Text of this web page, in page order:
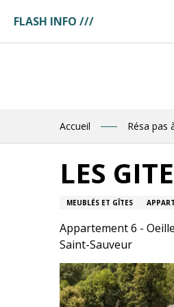
contenu
FLASH INFO ///
Accueil Résa pas
LES
MEUBLÉS ET GÎTES
Appartement 6 -
Saint-Sauveur